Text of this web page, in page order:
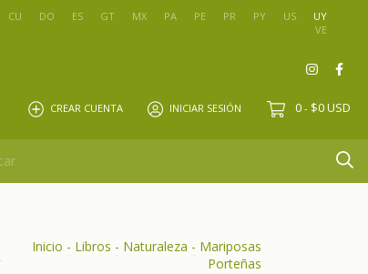
CU DO ES GT MX PA PE PR PY US
UY
VE
CREAR CUENTA INICIAR SESIÓN 0 - $0 USD
Inicio - Libros - Naturaleza - Mariposas
Porteñas